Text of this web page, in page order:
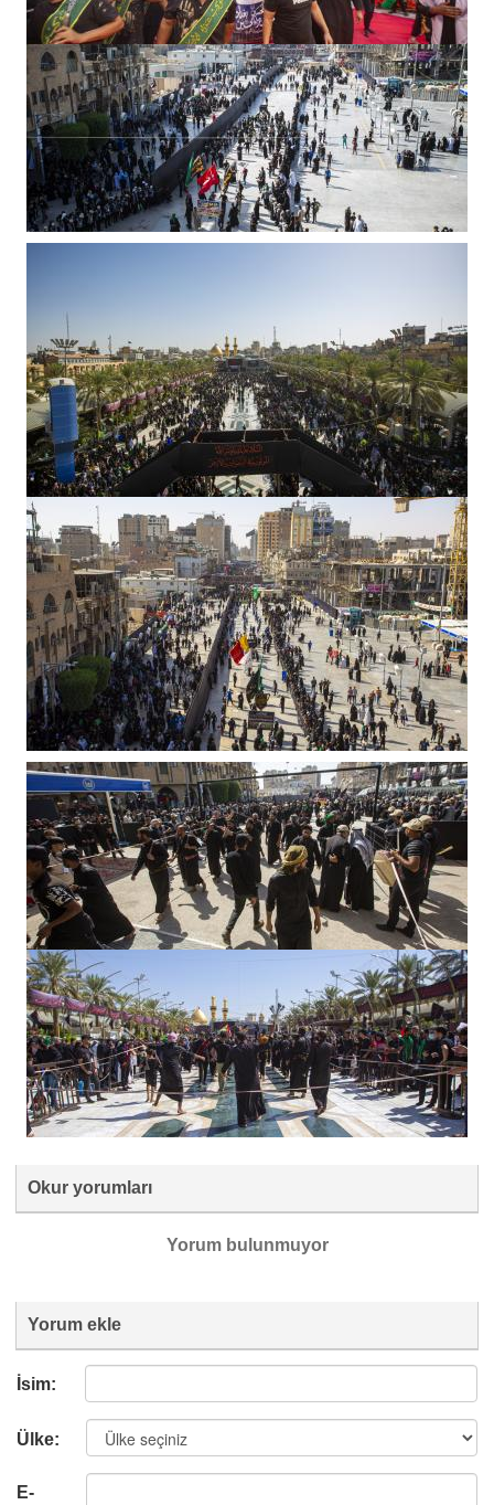
Okur yorumları
Yorum bulunmuyor
Yorum ekle
İsim:
Ülke:
E-